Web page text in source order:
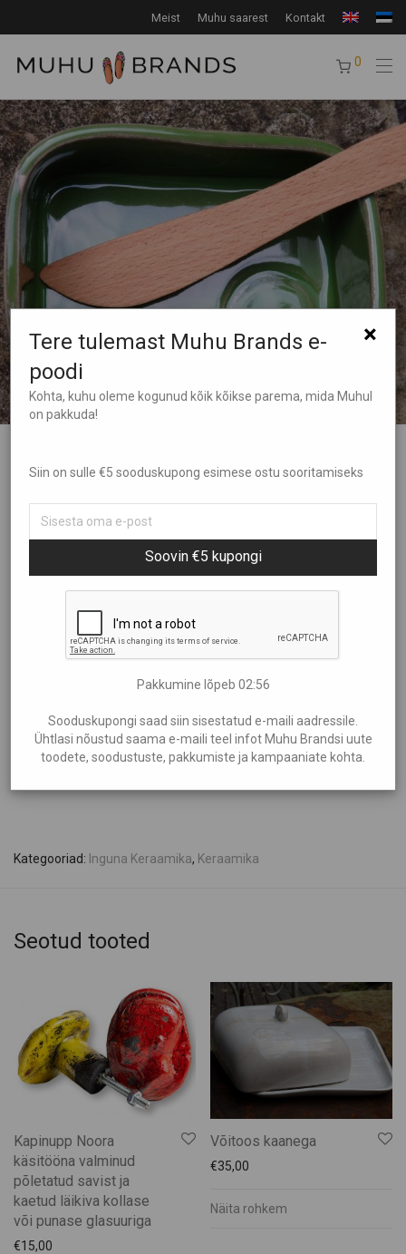
Meist Muhu saarest Kontakt
0
Võitoos
31,25
Lisa ostukorvi
Kategooriad: Inguna Keraamika, Keraamika
Seotud tooted
Kapinupp Noora
käsitööna valminud
põletatud savist ja
kaetud läikiva kollase
või punase glasuuriga
€15,00
Võitoos kaanega
€35,00
Näita rohkem
×
Tere tulemast Muhu Brands e-
poodi
Kohta, kuhu oleme kogunud kõik kõikse parema, mida Muhul
on pakkuda!
Siin on sulle €5 sooduskupong esimese ostu sooritamiseks
Soovin €5 kupongi
Pakkumine lõpeb 02:55
Sooduskupongi saad siin sisestatud e-maili aadressile.
Ühtlasi nõustud saama e-maili teel infot Muhu Brandsi uute
toodete, soodustuste, pakkumiste ja kampaaniate kohta.